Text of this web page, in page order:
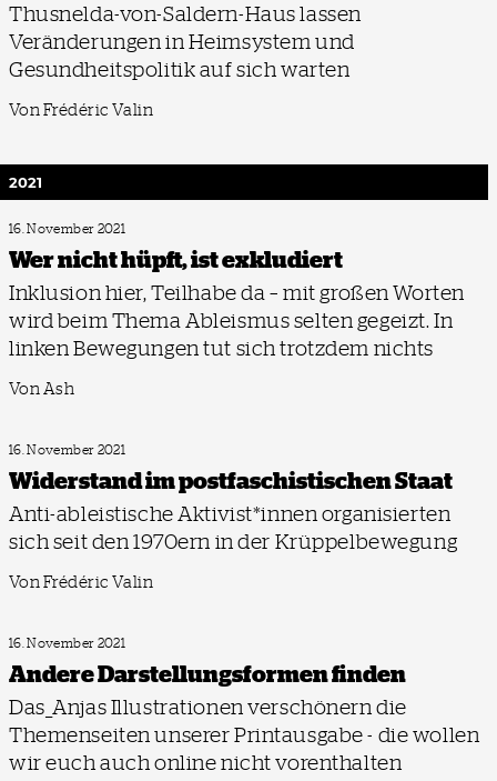
Thusnelda-von-Saldern-Haus lassen
Veränderungen in Heimsystem und
Gesundheitspolitik auf sich warten
Von Frédéric Valin
2021
16. November 2021
Wer nicht hüpft, ist exkludiert
Inklusion hier, Teilhabe da – mit großen Worten
wird beim Thema Ableismus selten gegeizt. In
linken Bewegungen tut sich trotzdem nichts
Von Ash
16. November 2021
Widerstand im post­faschistischen Staat
Anti-ableistische Aktivist*innen organisierten
sich seit den 1970ern in der Krüppel­bewegung
Von Frédéric Valin
16. November 2021
Andere Darstellungsformen finden
Das_Anjas Illustrationen verschönern die
Themenseiten unserer Printausgabe - die wollen
wir euch auch online nicht vorenthalten